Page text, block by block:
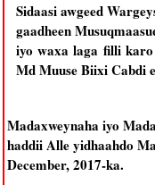
Sidaasi awgeed
gaadheen
iyo waxa laga filli karo
Md Muuse Biixi Cabdi
Madaxweynaha iyo
haddii Alle yidhaahdo
December, 2017-ka.